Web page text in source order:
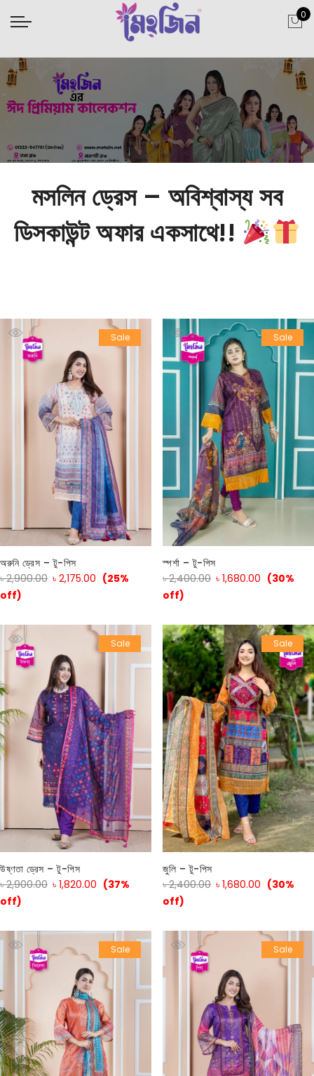
0
মসলিন ড্রেস – অবিশ্বাস্য সব
ডিসকাউন্ট অফার একসাথে!!
Sale
অরুনি ড্রেস – টু-পিস
৳2,900.00 ৳ 2,175.00 (25%
off)
Sale
স্পর্শা – টু-পিস
৳2,400.00 ৳ 1,680.00 (30%
off)
Sale
উষ্ণতা ড্রেস – টু-পিস
৳2,900.00 ৳ 1,820.00 (37%
off)
Sale
জুলি – টু-পিস
৳2,400.00 ৳ 1,680.00 (30%
off)
Sale Sale